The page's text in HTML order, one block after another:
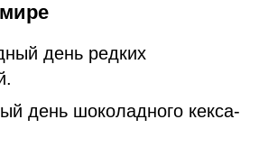
день редких
день шоколадного кекса-